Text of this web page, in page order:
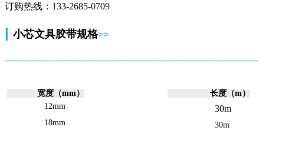
订购热线：133-2685-0709
| 小芯文具胶带规格>>
--------------------------------------------------------------------------------------
宽度（mm） 长度（m）
12mm
30m
18mm 30m